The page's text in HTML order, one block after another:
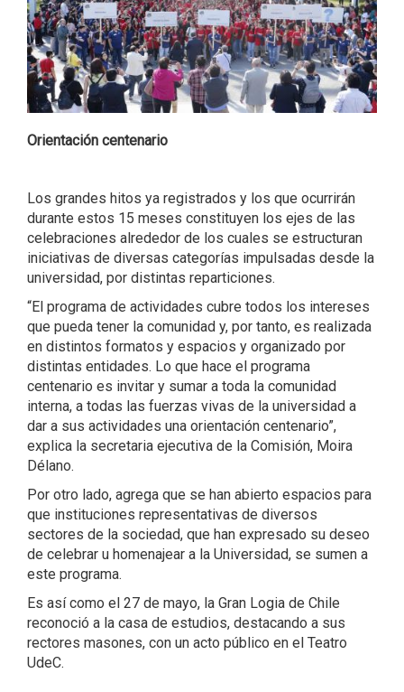
Orientación centenario
Los grandes hitos ya registrados y los que ocurrirán
durante estos 15 meses constituyen los ejes de las
celebraciones alrededor de los cuales se estructuran
iniciativas de diversas categorías impulsadas desde la
universidad, por distintas reparticiones.
“El programa de actividades cubre todos los intereses
que pueda tener la comunidad y, por tanto, es realizada
en distintos formatos y espacios y organizado por
distintas entidades. Lo que hace el programa
centenario es invitar y sumar a toda la comunidad
interna, a todas las fuerzas vivas de la universidad a
dar a sus actividades una orientación centenario”,
explica la secretaria ejecutiva de la Comisión, Moira
Délano.
Por otro lado, agrega que se han abierto espacios para
que instituciones representativas de diversos
sectores de la sociedad, que han expresado su deseo
de celebrar u homenajear a la Universidad, se sumen a
este programa.
Es así como el 27 de mayo, la Gran Logia de Chile
reconoció a la casa de estudios, destacando a sus
rectores masones, con un acto público en el Teatro
UdeC.